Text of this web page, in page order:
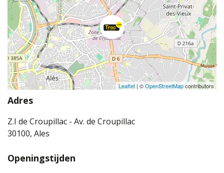
Leaflet | ©OpenStreetMapcontributors
Adres
Z.I de Croupillac - Av. de Croupillac
30100, Ales
Openingstijden